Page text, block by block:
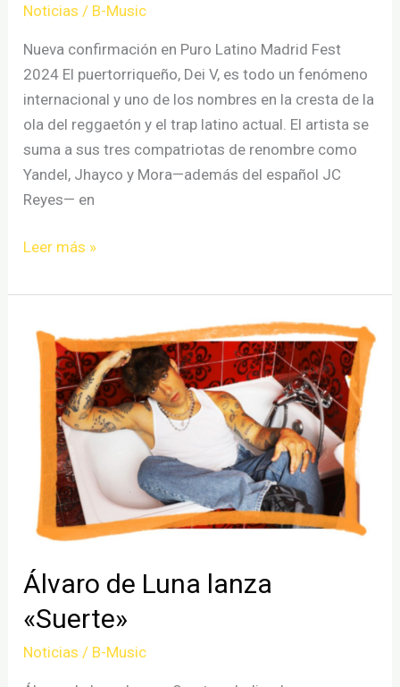
Noticias / B-Music
Nueva confirmación en Puro Latino Madrid Fest
2024 El puertorriqueño, Dei V, es todo un fenómeno
internacional y uno de los nombres en la cresta de la
ola del reggaetón y el trap latino actual. El artista se
suma a sus tres compatriotas de renombre como
Yandel, Jhayco y Mora—además del español JC
Reyes— en
Nueva
en
Latino
Madrid
Fest
2024
Leer más »
Álvaro de Luna lanza
«Suerte»
Noticias / B-Music